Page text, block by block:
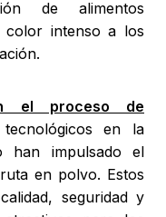
de alimentos
color intenso a los
el proceso de
en la
han impulsado el
en polvo. Estos
seguridad y